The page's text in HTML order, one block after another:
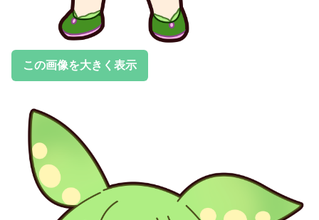
この画像を大きく表示